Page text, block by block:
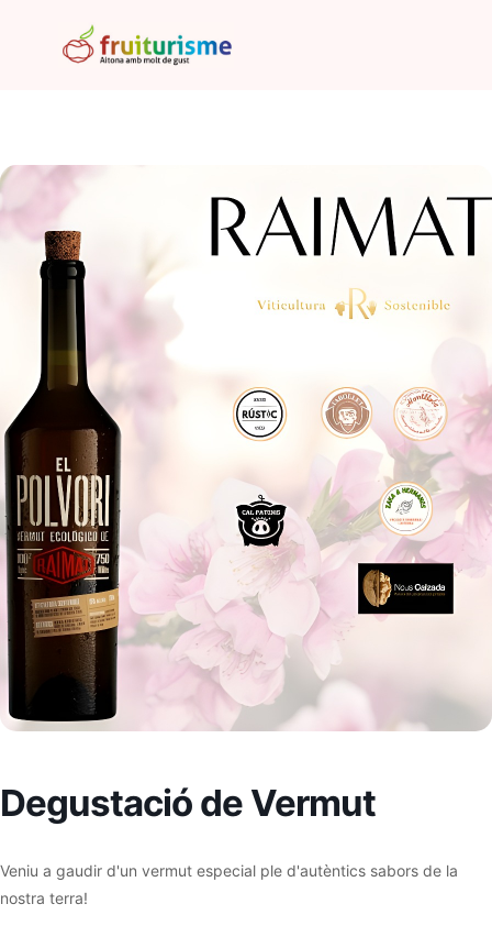
Degustació de Vermut
Veniu a gaudir d'un vermut especial ple d'autèntics sabors de la
nostra terra!